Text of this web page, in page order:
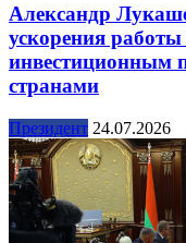
Александр
ускорения
инвестиционным
странами
Президент 24.07.2026